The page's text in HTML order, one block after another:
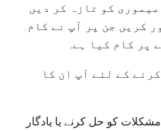
کو تازہ کر دیں
کریں جن پر آپ نے کام
پر کام کیا ہے.
کے لئے آپ ان کا
کو حل کرنے یا یادگار